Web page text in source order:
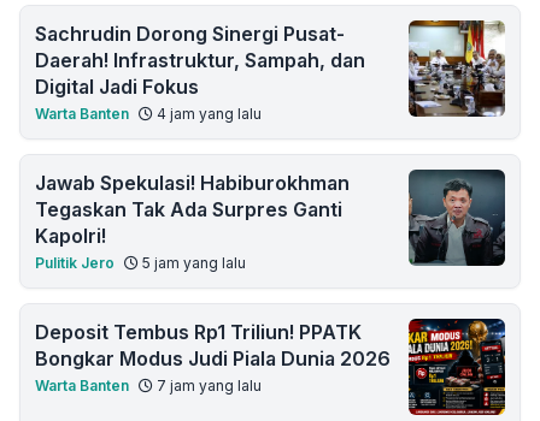
Sachrudin Dorong Sinergi Pusat-
Daerah! Infrastruktur, Sampah, dan
Digital Jadi Fokus
Warta Banten 4 jam yang lalu
Jawab Spekulasi! Habiburokhman
Tegaskan Tak Ada Surpres Ganti
Kapolri!
Pulitik Jero 5 jam yang lalu
Deposit Tembus Rp1 Triliun! PPATK
Bongkar Modus Judi Piala Dunia 2026
Warta Banten 7 jam yang lalu